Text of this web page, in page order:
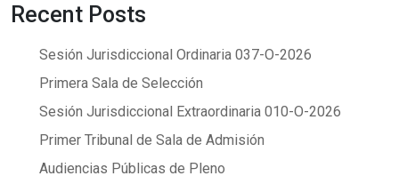
Recent Posts
Sesión Jurisdiccional Ordinaria 037-O-2026
Primera Sala de Selección
Sesión Jurisdiccional Extraordinaria 010-O-2026
Primer Tribunal de Sala de Admisión
Audiencias Públicas de Pleno